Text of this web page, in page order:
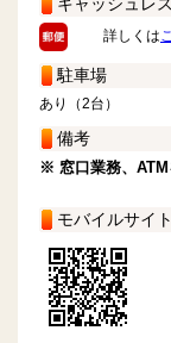
詳しくは
駐車場
あり（2台）
備考
※ 窓口業務、ATM
モバイルサイト